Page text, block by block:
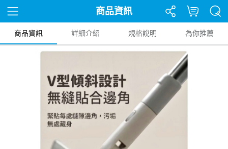
商品資訊
商品資訊 詳細介紹 規格說明 為你推薦